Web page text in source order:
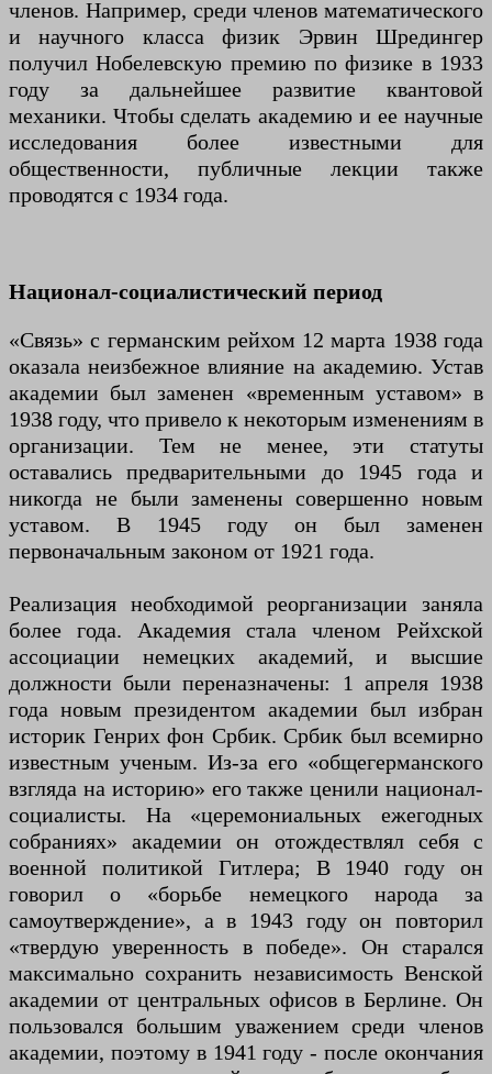
членов. Например, среди членов математического
и научного класса физик Эрвин Шредингер
получил Нобелевскую премию по физике в 1933
году за дальнейшее развитие квантовой
механики. Чтобы сделать академию и ее научные
исследования более известными для
общественности, публичные лекции также
проводятся с 1934 года.
Национал-социалистический период
«Связь» с германским рейхом 12 марта 1938 года
оказала неизбежное влияние на академию. Устав
академии был заменен «временным уставом» в
1938 году, что привело к некоторым изменениям в
организации. Тем не менее, эти статуты
оставались предварительными до 1945 года и
никогда не были заменены совершенно новым
уставом. В 1945 году он был заменен
первоначальным законом от 1921 года.
Реализация необходимой реорганизации заняла
более года. Академия стала членом Рейхской
ассоциации немецких академий, и высшие
должности были переназначены: 1 апреля 1938
года новым президентом академии был избран
историк Генрих фон Србик. Србик был всемирно
известным ученым. Из-за его «общегерманского
взгляда на историю» его также ценили национал-
социалисты. На «церемониальных ежегодных
собраниях» академии он отождествлял себя с
военной политикой Гитлера; В 1940 году он
говорил о «борьбе немецкого народа за
самоутверждение», а в 1943 году он повторил
«твердую уверенность в победе». Он старался
максимально сохранить независимость Венской
академии от центральных офисов в Берлине. Он
пользовался большим уважением среди членов
академии, поэтому в 1941 году - после окончания